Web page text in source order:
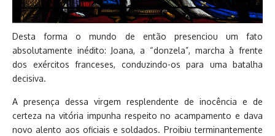
Desta forma o mundo de então presenciou um fato
absolutamente inédito: Joana, a “donzela”, marcha à frente
dos exércitos franceses, conduzindo-os para uma batalha
decisiva.
A presença dessa virgem resplendente de inocência e de
certeza na vitória impunha respeito no acampamento e dava
novo alento aos oficiais e soldados. Proibiu terminantemente